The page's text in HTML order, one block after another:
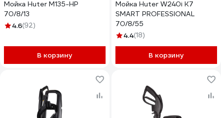
Мойка Huter М135-НР
70/8/13
4.6(92)
В корзину
Мойка Huter W240i K7
SMART PROFESSIONAL
70/8/55
4.4(18)
В корзину